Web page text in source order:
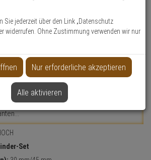
Set
Sie jederzeit über den Link „Datenschutz
widerrufen. Ohne Zustimmung verwenden wir nur
Nur erforderliche akzeptieren
Alle aktivieren